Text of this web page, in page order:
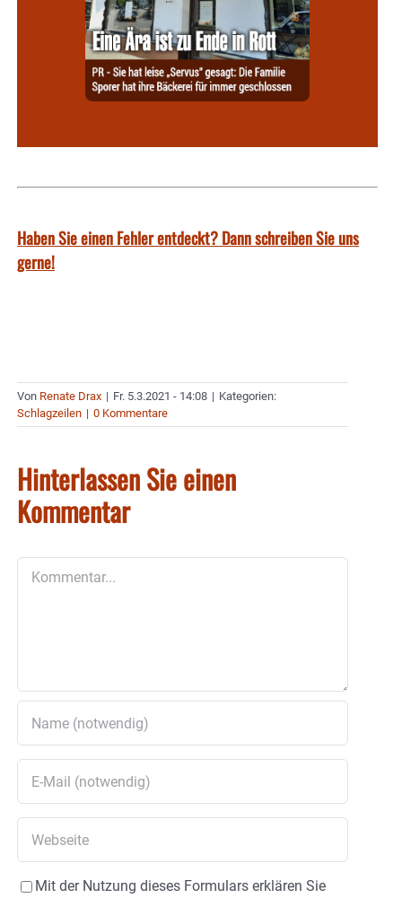
Haben Sie einen Fehler entdeckt? Dann schreiben Sie uns
gerne!
Von Renate Drax | Fr. 5.3.2021 - 14:08 | Kategorien:
Schlagzeilen | 0 Kommentare
Hinterlassen Sie einen
Kommentar
Mit der Nutzung dieses Formulars erklären Sie